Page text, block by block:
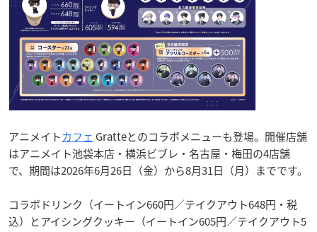
アニメイトカフェ Gratteとのコラボメニューも登場。開催店舗
はアニメイト池袋本店・横浜ビブレ・名古屋・梅田の4店舗
で、期間は2026年6月26日（金）から8月31日（月）までです。
コラボドリンク（イートイン660円／テイクアウト648円・税
込）とアイシングクッキー（イートイン605円／テイクアウト5